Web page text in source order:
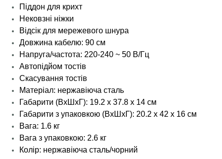
Піддон для крихт
Нековзні ніжки
Відсік для мережевого шнура
Довжина кабелю: 90 см
Напруга/частота: 220-240 ~ 50 В/Гц
Автопідйом тостів
Скасування тостів
Матеріал: нержавіюча сталь
Габарити (ВхШхГ): 19.2 х 37.8 х 14 см
Габарити з упаковкою (ВхШхГ): 20.2 х 42 х 16 см
Вага: 1.6 кг
Вага з упаковкою: 2.6 кг
Колір: нержавіюча сталь/чорний